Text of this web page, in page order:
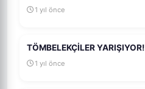
1 yıl önce
TÖMBELEKÇİLER YARIŞIYOR!
1 yıl önce